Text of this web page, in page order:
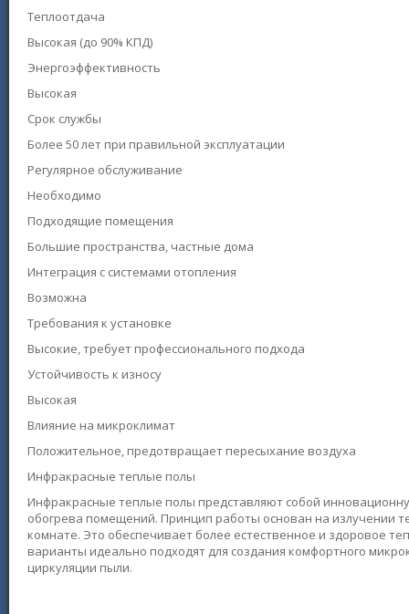
Теплоотдача
Высокая (до 90% КПД)
Энергоэффективность
Высокая
Срок службы
Более 50 лет при правильной эксплуатации
Регулярное обслуживание
Необходимо
Подходящие помещения
Большие пространства, частные дома
Интеграция с системами отопления
Возможна
Требования к установке
Высокие, требует профессионального подхода
Устойчивость к износу
Высокая
Влияние на микроклимат
Положительное, предотвращает пересыхание воздуха
Инфракрасные теплые полы
Инфракрасные теплые полы представляют собой
обогрева помещений. Принцип работы основан на излучении
комнате. Это обеспечивает более естественное и здоровое
варианты идеально подходят для создания комфортного
циркуляции пыли.